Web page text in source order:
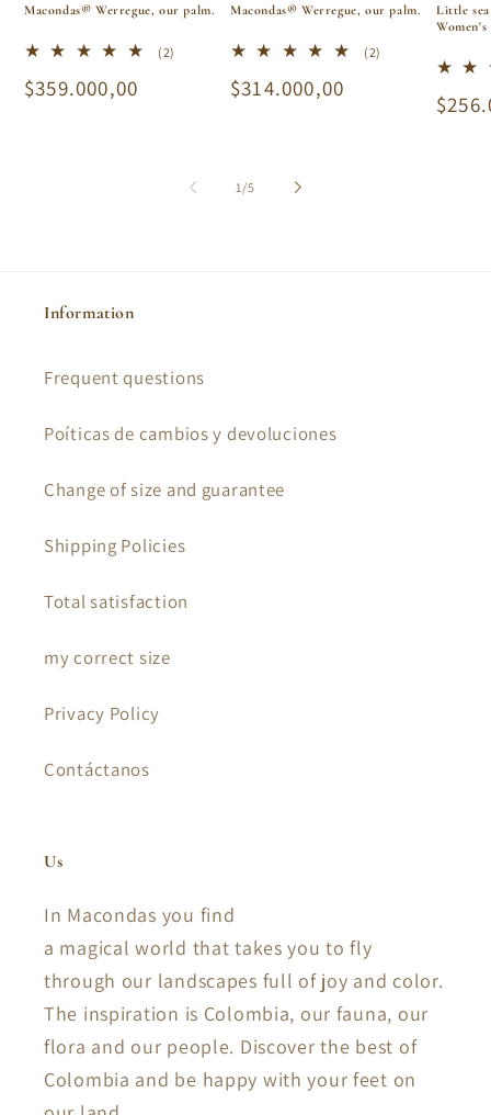
Macondas® Werregue, our palm.
(2)
Regular
$359.000,00
Macondas® Werregue, our palm.
(2)
Regular
$314.000,00
Little
Women's
1 /of
5
Information
Frequent questions
Poíticas de cambios y devoluciones
Change of size and guarantee
Shipping Policies
Total satisfaction
my correct size
Privacy Policy
Contáctanos
Us
In Macondas you find
a magical world that takes you to fly
through our landscapes full of joy and color.
The inspiration is Colombia, our fauna, our
flora and our people. Discover the best of
Colombia and be happy with your feet on